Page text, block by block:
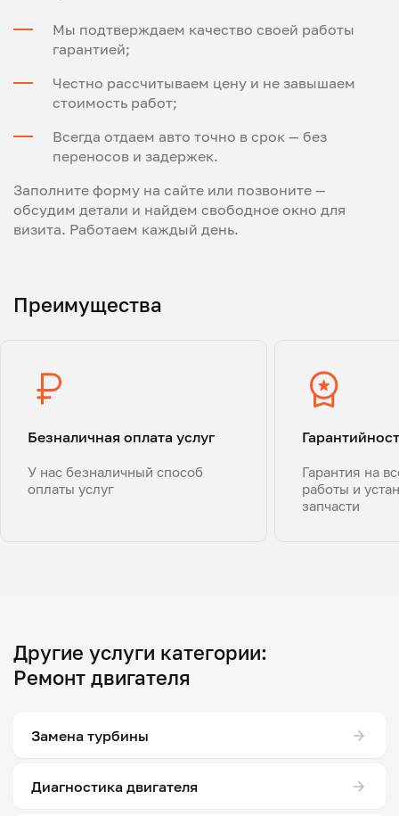
Мы подтверждаем качество своей работы
гарантией;
Честно рассчитываем цену и не завышаем
стоимость работ;
Всегда отдаем авто точно в срок — без
переносов и задержек.
Заполните форму на сайте или позвоните —
обсудим детали и найдем свободное окно для
визита. Работаем каждый день.
Преимущества
Безналичная оплата услуг
У нас безналичный способ
оплаты услуг
Гарантия на
работы и
запчасти
Другие услуги категории:
Ремонт двигателя
Замена турбины
Диагностика двигателя